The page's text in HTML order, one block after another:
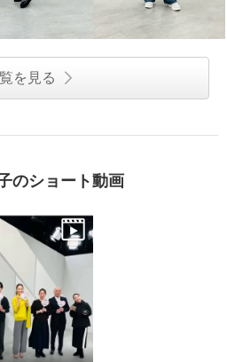
を見る
のショート動画